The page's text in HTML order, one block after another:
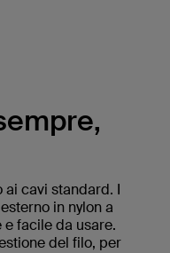
cavi standard. I
in nylon a
facile da usare.
del filo, per